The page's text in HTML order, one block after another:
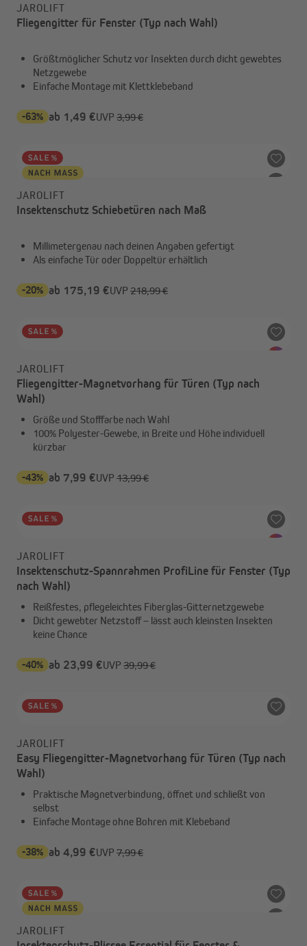
JAROLIFT
Fliegengitter für Fenster (Typ nach Wahl)
Größtmöglicher Schutz vor Insekten durch dicht gewebtes
Netzgewebe
Einfache Montage mit Klettklebeband
-63% ab 1,49 €UVP 3,99 €
JAROLIFT
Insektenschutz Schiebetüren nach Maß
Millimetergenau nach deinen Angaben gefertigt
Als einfache Tür oder Doppeltür erhältlich
-20% ab 175,19 €UVP 218,99 €
JAROLIFT
Fliegengitter-Magnetvorhang für Türen (Typ nach
Wahl)
Größe und Stofffarbe nach Wahl
100% Polyester-Gewebe, in Breite und Höhe individuell
kürzbar
-43% ab 7,99 €UVP 13,99 €
JAROLIFT
Insektenschutz-Spannrahmen ProfiLine für Fenster (Typ
nach Wahl)
Reißfestes, pflegeleichtes Fiberglas-Gitternetzgewebe
Dicht gewebter Netzstoff – lässt auch kleinsten Insekten
keine Chance
-40% ab 23,99 €UVP 39,99 €
JAROLIFT
Easy Fliegengitter-Magnetvorhang für Türen (Typ nach
Wahl)
Praktische Magnetverbindung, öffnet und schließt von
selbst
Einfache Montage ohne Bohren mit Klebeband
-38% ab 4,99 €UVP 7,99 €
JAROLIFT